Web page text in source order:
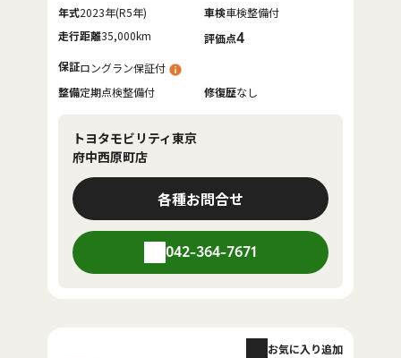
年式2023年(R5年) 車検車検整備付
走行距離35,000km 評価点4
保証ロングラン保証付
整備定期点検整備付 修復歴なし
トヨタモビリティ東京
府中西原町店
各種お問合せ
042-364-7671
お気に入り追加